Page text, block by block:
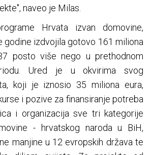
naveo je Milas.
Hrvata izvan domovine,
godine izdvojila gotovo 161 miliona
posto više nego u prethodnom
Ured je u okvirima svog
koji je iznosio 35 miliona eura,
i pozive za finansiranje potreba
i organizacija sve tri kategorije
- hrvatskog naroda u BiH,
manjine u 12 evropskih država te